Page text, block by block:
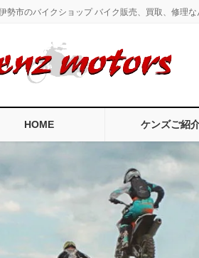
勢市のバイクショップ バイク販売、買取、修理な
HOME ケンズご紹